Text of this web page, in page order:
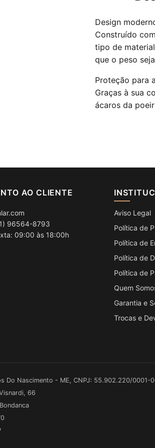
Design
Construído
tipo de
que o peso
Proteção para
Graças à sua
ácaros da
AO CLIENTE
96564-8793
09:00 às 18:00h
Aviso Legal
Política de
Política de
Política de
Política de
Quem
Garantia e
Trocas e
Do Nascimento - ME, CNPJ: 55.902.220/0001-
66